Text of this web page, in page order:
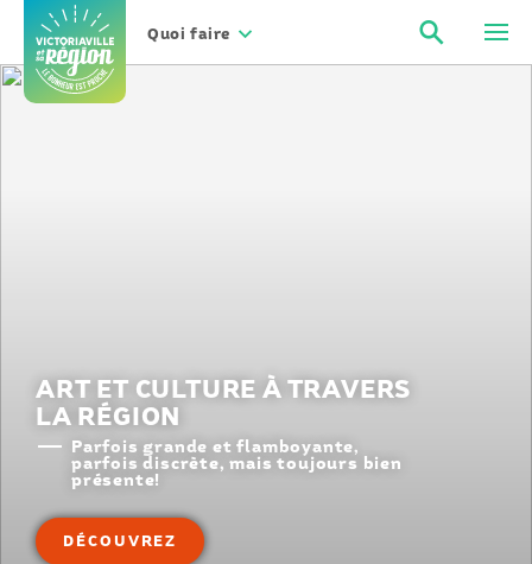
contenu
Quoi faire
ART ET CULTURE À TRAVERS
LA RÉGION
Parfois grande et flamboyante,
parfois discrète, mais toujours bien
présente!
DÉCOUVREZ